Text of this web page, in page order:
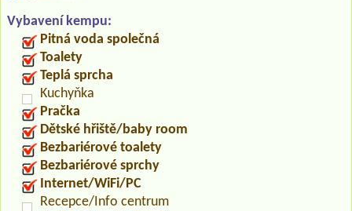
Vybavení kempu:
Pitná voda společná
Toalety
Teplá sprcha
Kuchyňka
Pračka
Dětské hřiště/baby room
Bezbariérové toalety
Bezbariérové sprchy
Internet/WiFi/PC
Recepce/Info centrum